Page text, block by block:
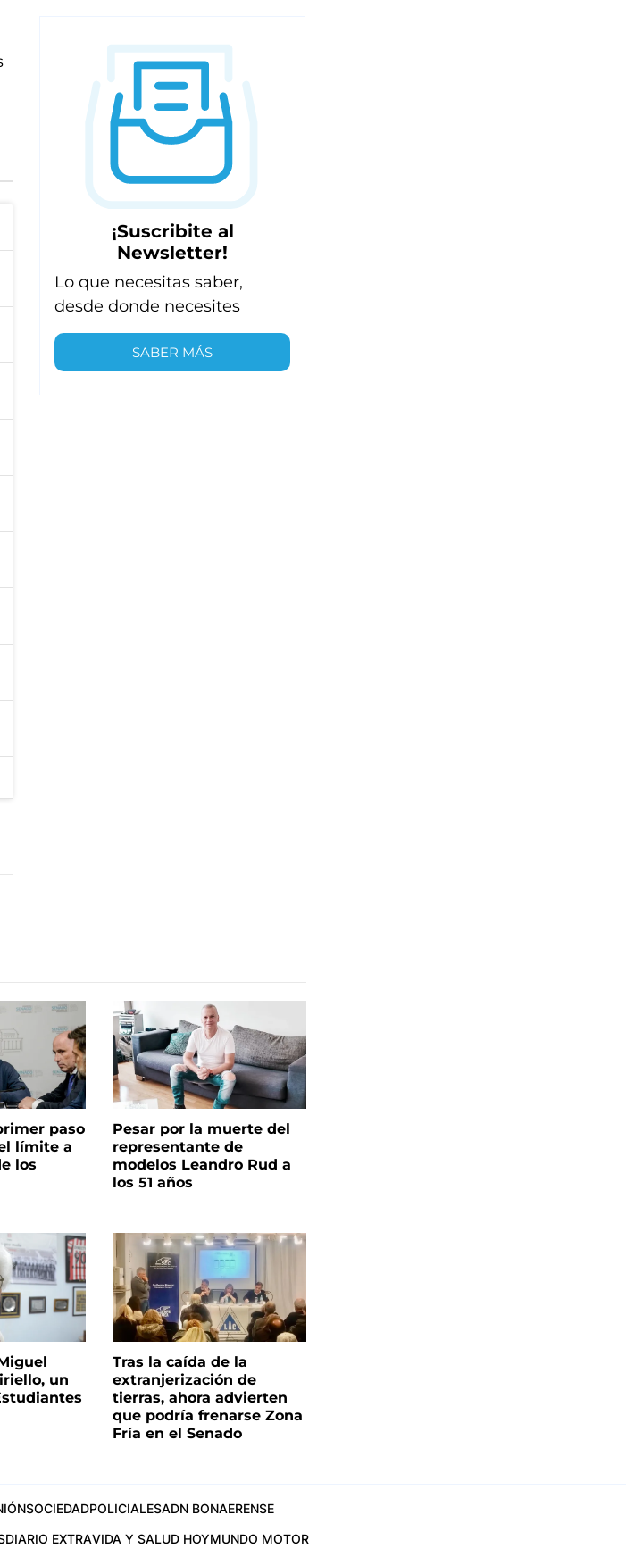
¡Suscribite al
Newsletter!
Lo que necesitas saber,
desde donde necesites
SABER MÁS
paso
límite a
los
Pesar por la muerte del
representante de
modelos Leandro Rud a
los 51 años
un
Tras la caída de la
extranjerización de
tierras, ahora advierten
que podría frenarse Zona
Fría en el Senado
SOCIEDADPOLICIALESADN BONAERENSE
DIARIO EXTRAVIDA Y SALUD HOYMUNDO MOTOR